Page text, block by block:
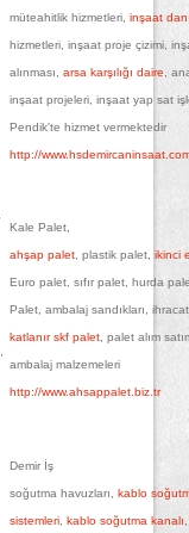
müteahitlik hizmetleri, inşaat
hizmetleri, inşaat proje çizimi,
alınması, arsa karşılığı daire ,
inşaat projeleri, inşaat yap sat
Pendik'te hizmet vermektedir
http://
Kale Palet,
ahşap palet, plastik palet, ikinci
Euro palet, sıfır palet, hurda
Palet, ambalaj sandıkları,
katlanır skf palet, palet alım
ambalaj malzemeleri
http://www.ahsappalet.biz.tr
Demir İş
soğutma havuzları, kablo
sistemleri, kablo soğutma kanalı